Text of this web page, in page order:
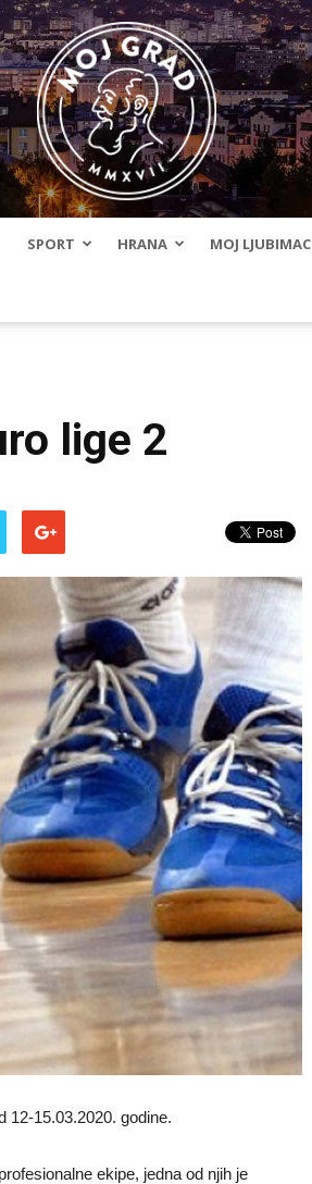
SPORT HRANA MOJ LJUBIMAC
lige 2
12-15.03.2020. godine.
ekipe, jedna od njih je